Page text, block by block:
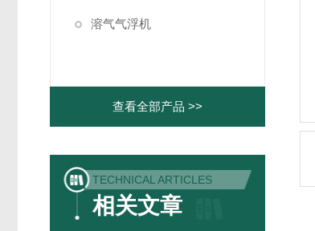
溶气气浮机
查看全部产品 >>
TECHNICAL ARTICLES
相关文章